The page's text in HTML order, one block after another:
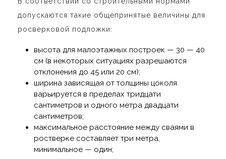
допускаются такие общепринятые величины для
росверковой подложки:
высота для малоэтажных построек — 30 — 40
см (в некоторых ситуациях разрешаются
отклонения до 45 или 20 см);
ширина зависящая от толщины цоколя
варьируется в пределах тридцати
сантиметров и одного метра двадцати
сантиметров;
максимальное расстояние между сваями в
ростверке составляет три метра,
минимальное — один;